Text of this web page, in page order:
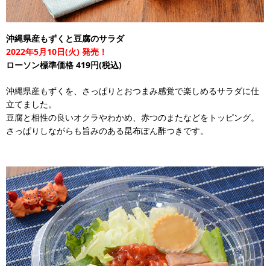
沖縄県産もずくと豆腐のサラダ
2022年5月10日(火) 発売！
ローソン標準価格 419円(税込)
沖縄県産もずくを、さっぱりとおつまみ感覚で楽しめるサラダに仕
立てました。
豆腐と相性の良いオクラやわかめ、赤つのまたなどをトッピング。
さっぱりしながらも旨みのある昆布ぽん酢つきです。